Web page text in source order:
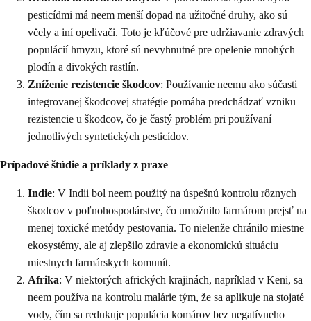
pesticídmi má neem menší dopad na užitočné druhy, ako sú
včely a iní opelivači. Toto je kľúčové pre udržiavanie zdravých
populácií hmyzu, ktoré sú nevyhnutné pre opelenie mnohých
plodín a divokých rastlín.
Zníženie rezistencie škodcov: Používanie neemu ako súčasti
integrovanej škodcovej stratégie pomáha predchádzať vzniku
rezistencie u škodcov, čo je častý problém pri používaní
jednotlivých syntetických pesticídov.
Prípadové štúdie a príklady z praxe
Indie: V Indii bol neem použitý na úspešnú kontrolu rôznych
škodcov v poľnohospodárstve, čo umožnilo farmárom prejsť na
menej toxické metódy pestovania. To nielenže chránilo miestne
ekosystémy, ale aj zlepšilo zdravie a ekonomickú situáciu
miestnych farmárskych komunít.
Afrika: V niektorých afrických krajinách, napríklad v Keni, sa
neem používa na kontrolu malárie tým, že sa aplikuje na stojaté
vody, čím sa redukuje populácia komárov bez negatívneho